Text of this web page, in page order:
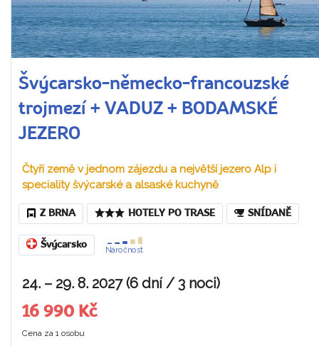
Švýcarsko-německo-francouzské
trojmezí + VADUZ + BODAMSKÉ
JEZERO
Čtyři země v jednom zájezdu a největší jezero Alp i
speciality švýcarské a alsaské kuchyně
Z BRNA HOTELY PO TRASE SNÍDANĚ
Švýcarsko
Náročnost
24. – 29. 8. 2027 (6 dní / 3 noci)
16 990 Kč
Cena za 1 osobu